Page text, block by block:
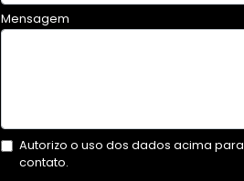
Mensagem
Autorizo o uso dos dados acima para
contato.